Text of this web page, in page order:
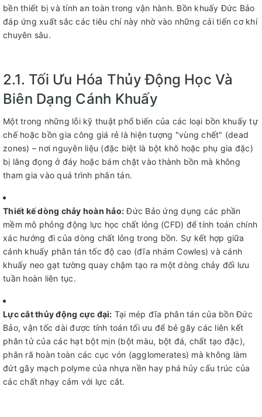
bền thiết bị và tính an toàn trong vận hành. Bồn khuấy Đức Bảo
đáp ứng xuất sắc các tiêu chí này nhờ vào những cải tiến cơ khí
chuyên sâu.
2.1. Tối Ưu Hóa Thủy Động Học Và
Biên Dạng Cánh Khuấy
Một trong những lỗi kỹ thuật phổ biến của các loại bồn khuấy tự
chế hoặc bồn gia công giá rẻ là hiện tượng "vùng chết" (dead
zones) – nơi nguyên liệu (đặc biệt là bột khô hoặc phụ gia đặc)
bị lắng đọng ở đáy hoặc bám chặt vào thành bồn mà không
tham gia vào quá trình phân tán.
Thiết kế dòng chảy hoàn hảo:Đức Bảo ứng dụng các phần
mềm mô phỏng động lực học chất lỏng (CFD) để tính toán chính
xác hướng đi của dòng chất lỏng trong bồn. Sự kết hợp giữa
cánh khuấy phân tán tốc độ cao (đĩa nhám Cowles) và cánh
khuấy neo gạt tường quay chậm tạo ra một dòng chảy đối lưu
tuần hoàn liên tục.
Lực cắt thủy động cực đại: Tại mép đĩa phân tán của bồn Đức
Bảo, vận tốc dài được tính toán tối ưu để bẻ gãy các liên kết
phân tử của các hạt bột mịn (bột màu, bột đá, chất tạo đặc),
phân rã hoàn toàn các cục vón (agglomerates) mà không làm
đứt gãy mạch polyme của nhựa nền hay phá hủy cấu trúc của
các chất nhạy cảm với lực cắt.